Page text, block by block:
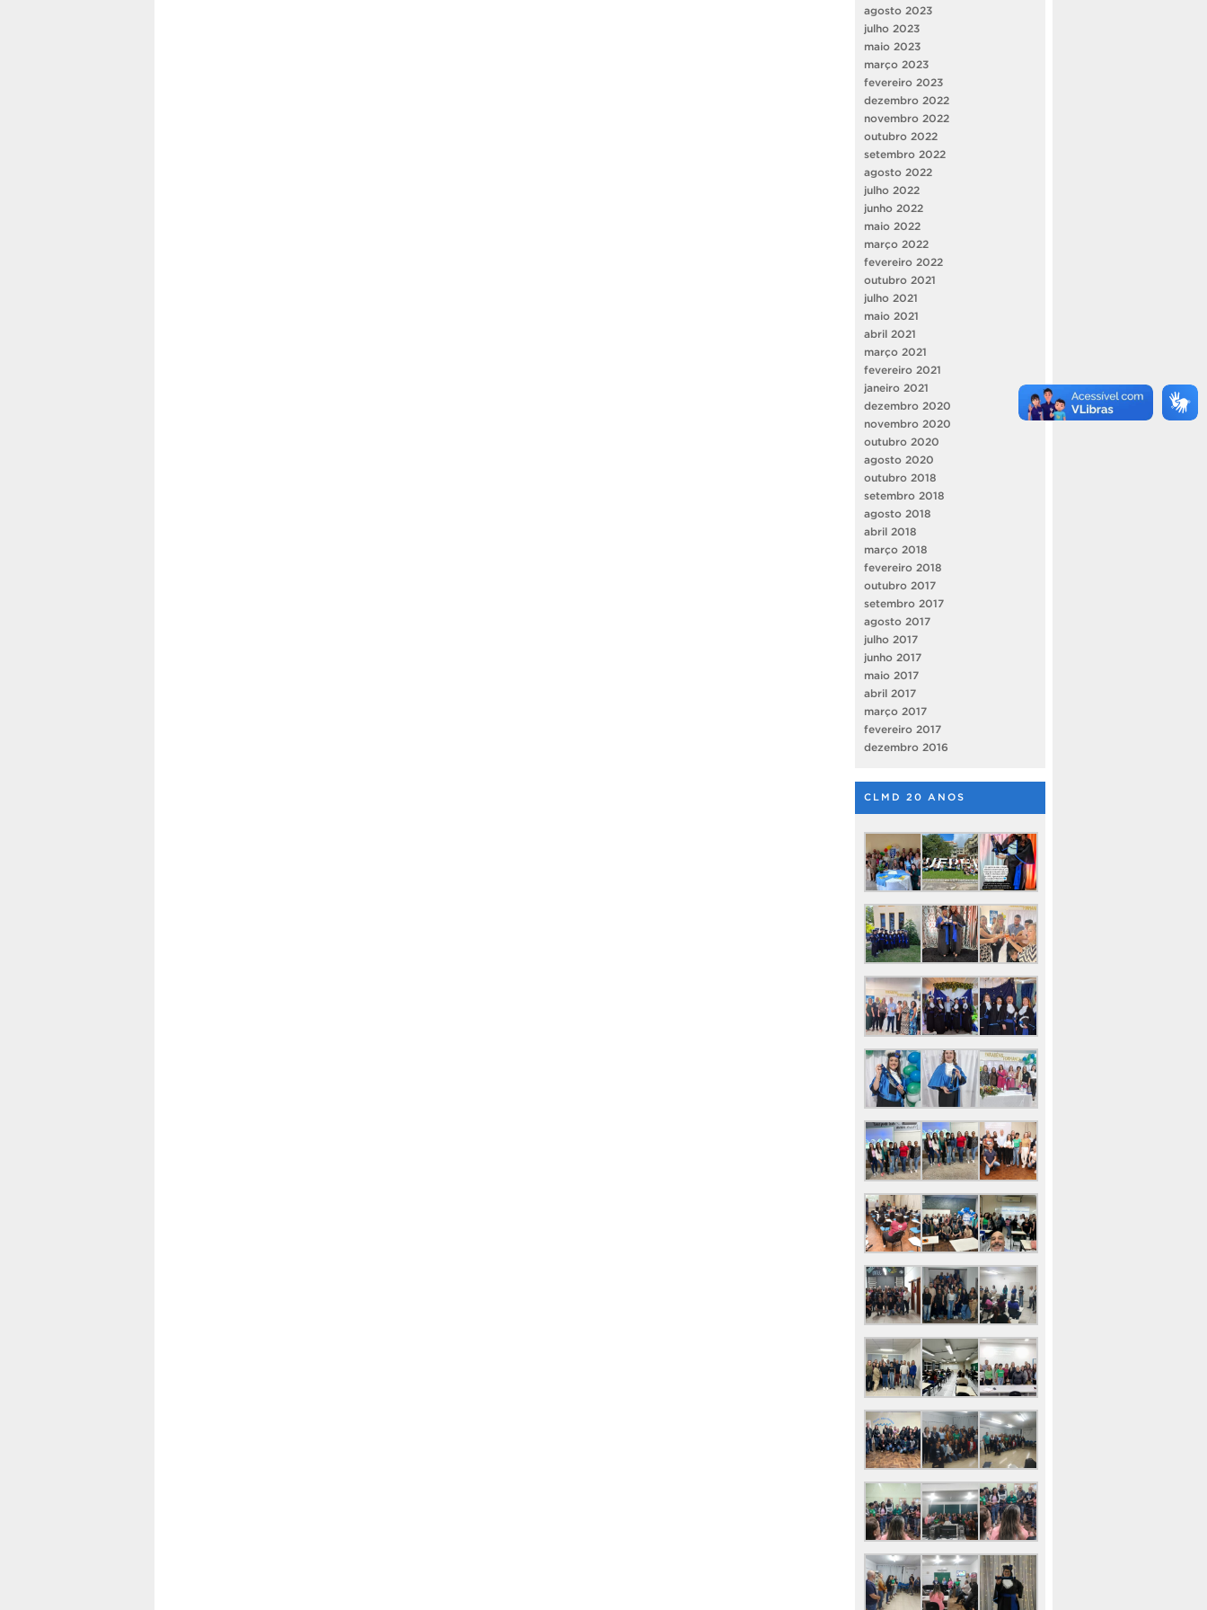
agosto 2023
julho 2023
maio 2023
março 2023
fevereiro 2023
dezembro 2022
novembro 2022
outubro 2022
setembro 2022
agosto 2022
julho 2022
junho 2022
maio 2022
março 2022
fevereiro 2022
outubro 2021
julho 2021
maio 2021
abril 2021
março 2021
fevereiro 2021
janeiro 2021
dezembro 2020
novembro 2020
outubro 2020
agosto 2020
outubro 2018
setembro 2018
agosto 2018
abril 2018
março 2018
fevereiro 2018
outubro 2017
setembro 2017
agosto 2017
julho 2017
junho 2017
maio 2017
abril 2017
março 2017
fevereiro 2017
dezembro 2016
CLMD 20 ANOS